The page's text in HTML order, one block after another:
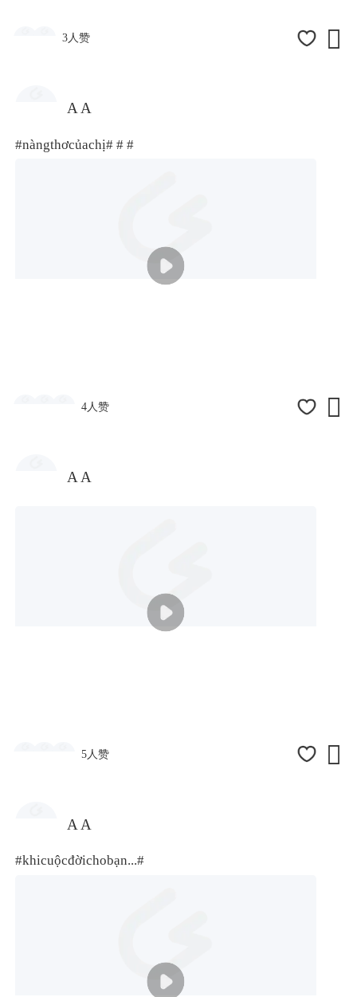
3人赞 
A A
#nàngthơcủachị# # #
4人赞 
A A
5人赞 
A A
#khicuộcđờichobạn...#